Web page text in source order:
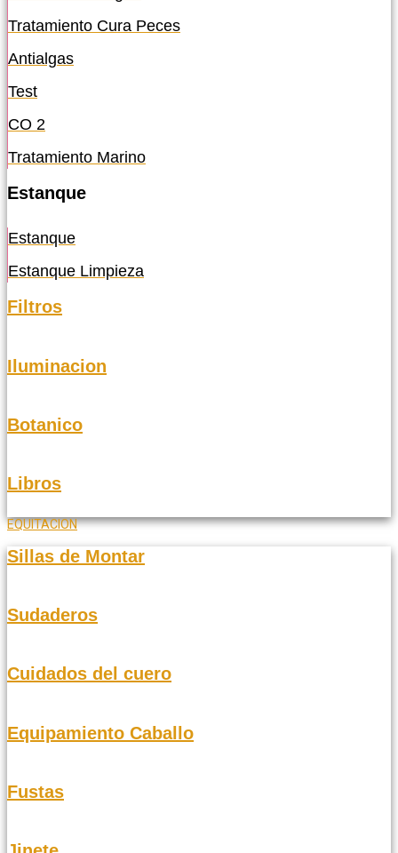
Tratamiento Cura Peces
Antialgas
Test
CO 2
Tratamiento Marino
Estanque
Estanque
Estanque Limpieza
Filtros
Iluminacion
Botanico
Libros
EQUITACION
Sillas de Montar
Sudaderos
Cuidados del cuero
Equipamiento Caballo
Fustas